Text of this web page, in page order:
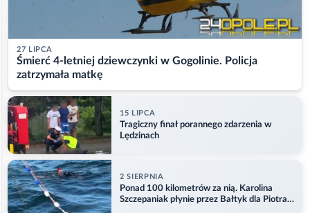
27 LIPCA
Śmierć 4-letniej dziewczynki w Gogolinie. Policja
zatrzymała matkę
15 LIPCA
Tragiczny finał porannego zdarzenia w
Lędzinach
2 SIERPNIA
Ponad 100 kilometrów za nią. Karolina
Szczepaniak płynie przez Bałtyk dla Piotra.